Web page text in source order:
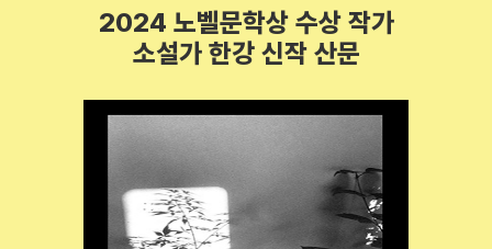
2024 노벨문학상 수상 작가
소설가 한강 신작 산문